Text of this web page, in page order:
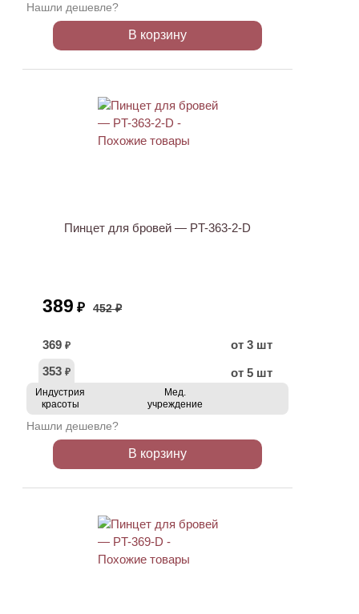
Нашли дешевле?
В корзину
Пинцет для бровей — PT-363-2-D
389 ₽ 452 ₽
369 ₽
от 3 шт
353 ₽ от 5 шт
Индустрия
красоты
Мед.
учреждение
Нашли дешевле?
В корзину